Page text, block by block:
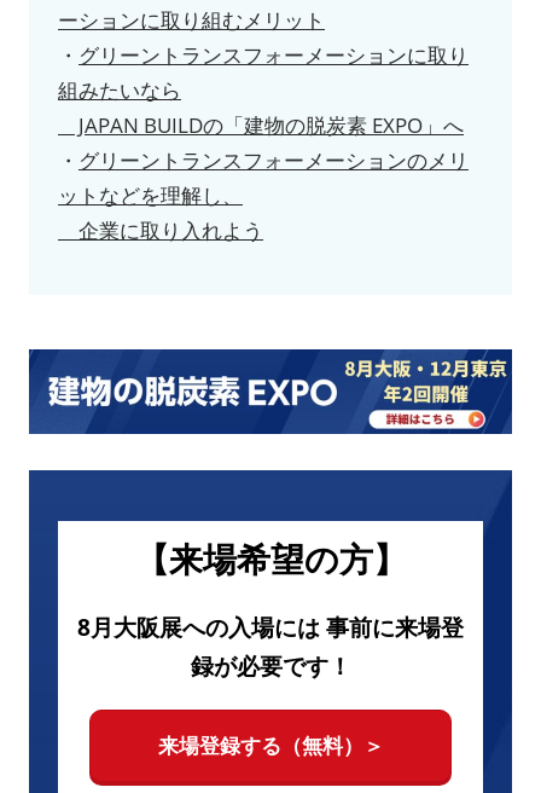
ーションに取り組むメリット
・ グリーントランスフォーメーションに取り
組みたいなら
JAPAN BUILDの「建物の脱炭素 EXPO」へ
・ グリーントランスフォーメーションのメリ
ットなどを理解し、
企業に取り入れよう
【来場希望の方】
8月大阪展への入場には 事前に来場登
録が必要です！
来場登録する（無料）＞